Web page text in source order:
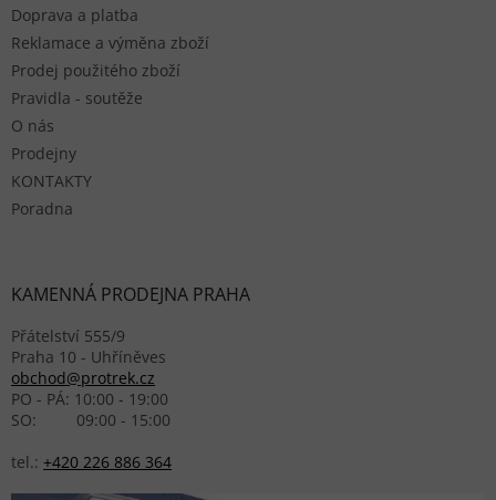
Doprava a platba
Reklamace a výměna zboží
Prodej použitého zboží
Pravidla - soutěže
O nás
Prodejny
KONTAKTY
Poradna
KAMENNÁ PRODEJNA PRAHA
Přátelství 555/9
Praha 10 - Uhříněves
obchod@protrek.cz
PO - PÁ: 10:00 - 19:00
SO: 09:00 - 15:00
tel.: +420 226 886 364